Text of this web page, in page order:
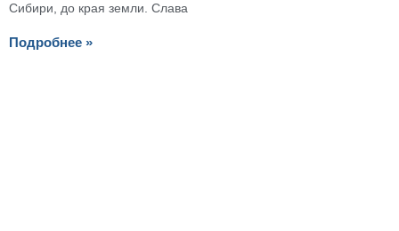
Сибири, до края земли. Слава
Подробнее »